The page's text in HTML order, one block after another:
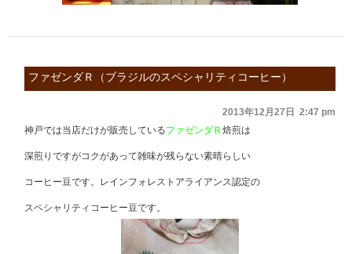
ファゼンダＲ（ブラジルのスペシャリティコーヒー）
2013年12月27日 2:47 pm
神戸では当店だけが販売しているファゼンダＲ焙煎は
深煎りですがコクがあって雑味が残らない素晴らしい
コーヒー豆です。レインフォレストアライアンス認定の
スペシャリティコーヒー豆です。